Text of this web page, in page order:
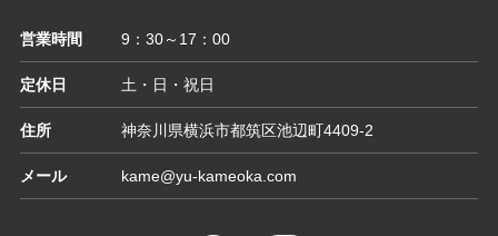
営業時間 9：30～17：00
定休日 土・日・祝日
住所 神奈川県横浜市都筑区池辺町4409-2
メール kame@yu-kameoka.com